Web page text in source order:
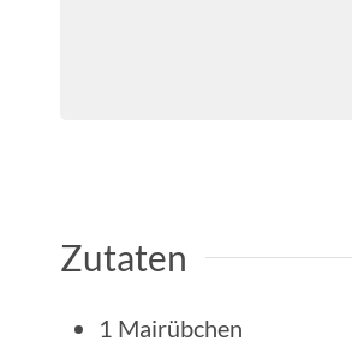
Zutaten
1 Mairübchen